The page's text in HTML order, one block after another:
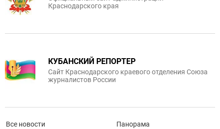
Краснодарского края
КУБАНСКИЙ РЕПОРТЕР
Сайт Краснодарского краевого отделения Союза
журналистов России
Все новости Панорама